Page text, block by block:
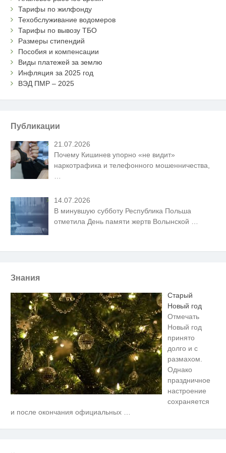
Тарифы по жилфонду
Техобслуживание водомеров
Тарифы по вывозу ТБО
Размеры стипендий
Пособия и компенсации
Виды платежей за землю
Инфляция за 2025 год
ВЭД ПМР – 2025
Публикации
21.07.2026
Почему Кишинев упорно «не видит»
наркотрафика и телефонного мошенничества,
14.07.2026
В минувшую субботу Республика Польша
отметила День памяти жертв Волынской
Знания
Старый
Новый год
Отмечать
Новый год
принято
долго и с
размахом.
Однако
праздничное
настроение
сохраняется
и после окончания официальных …
Крыма: Что люди вытворяют,